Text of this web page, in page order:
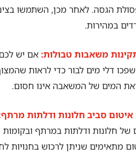
הגסה. לאחר מכן, השתמשו
במהירות.
אם יש
דלי מים לבור כדי לראות
המים של המשאבה אינו חסום.
של חלונות ודלתות במרתף ובקומות
מתאימים שניתן לרכוש בחנויות